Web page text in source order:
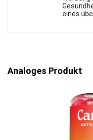
eines
Analoges Produkt